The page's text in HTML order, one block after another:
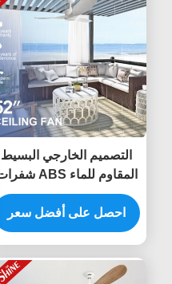
التصميم الخارجي البسيط
المقاوم للماء ABS شفرات
مروحة السقف مع التحكم
عن بعد
احصل على أفضل سعر